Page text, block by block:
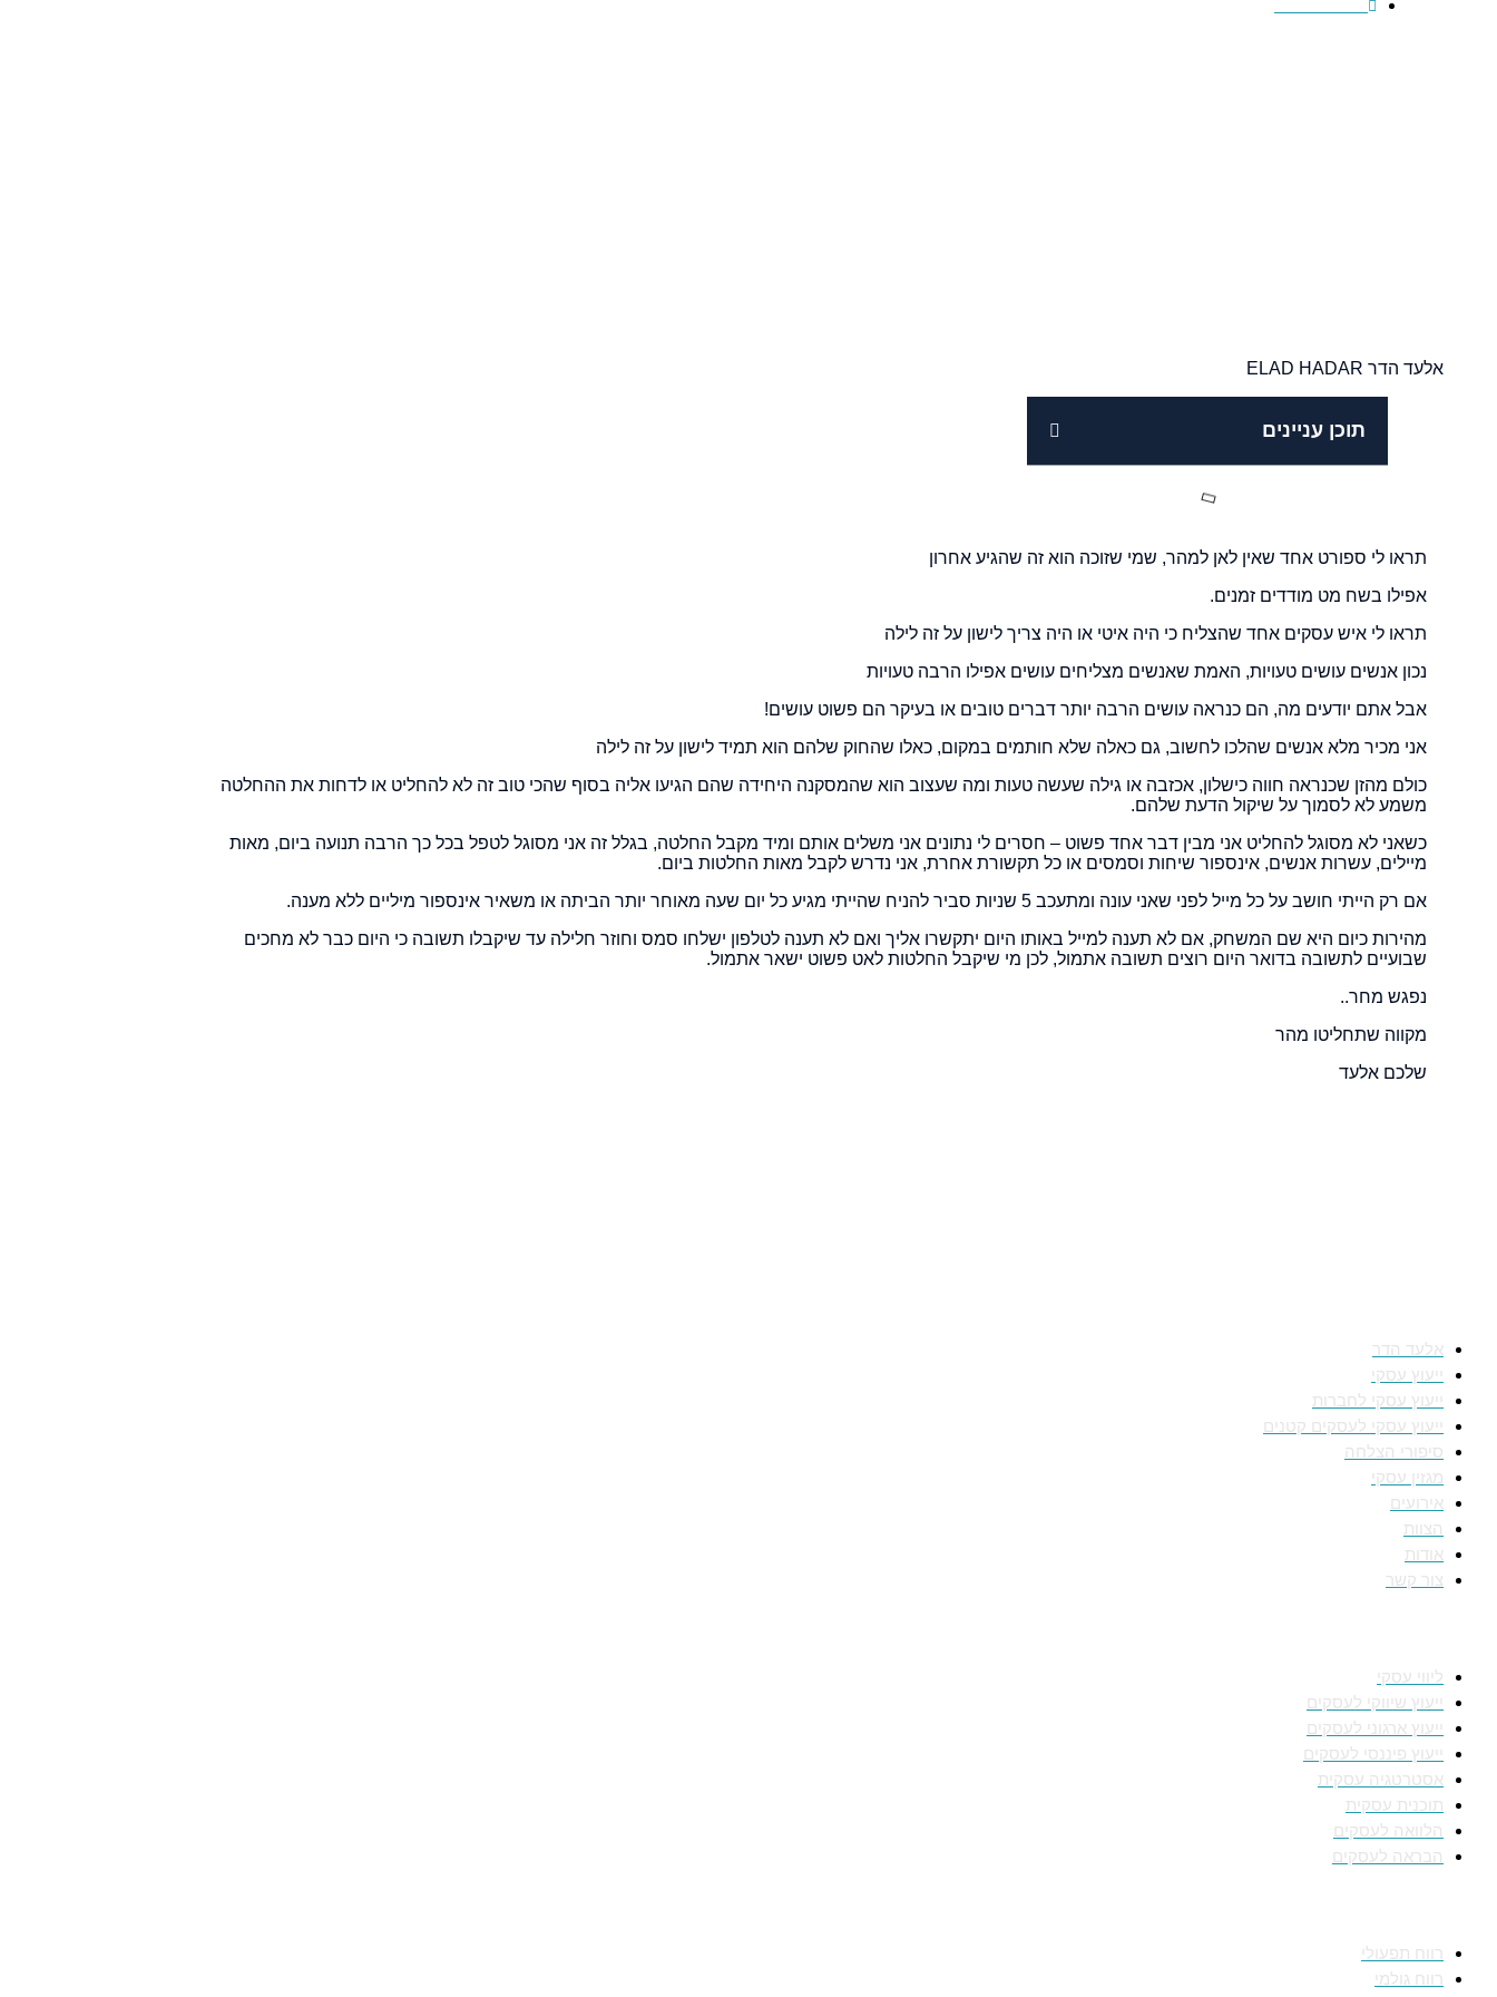
אלעד הדר ELAD HADAR
תוכן עניינים
תראו לי ספורט אחד שאין לאן למהר, שמי שזוכה הוא זה שהגיע אחרון
אפילו בשח מט מודדים זמנים.
תראו לי איש עסקים אחד שהצליח כי היה איטי או היה צריך לישון על זה לילה
נכון אנשים עושים טעויות, האמת שאנשים מצליחים עושים אפילו הרבה טעויות
אבל אתם יודעים מה, הם כנראה עושים הרבה יותר דברים טובים או בעיקר הם פשוט עושים!
אני מכיר מלא אנשים שהלכו לחשוב, גם כאלה שלא חותמים במקום, כאלו שהחוק שלהם הוא תמיד לישון על זה לילה
כולם מהזן שכנראה חווה כישלון, אכזבה או גילה שעשה טעות ומה שעצוב הוא שהמסקנה היחידה שהם הגיעו אליה בסוף שהכי טוב זה לא להחליט או לדחות את ההחלטה
משמע לא לסמוך על שיקול הדעת שלהם.
כשאני לא מסוגל להחליט אני מבין דבר אחד פשוט – חסרים לי נתונים אני משלים אותם ומיד מקבל החלטה, בגלל זה אני מסוגל לטפל בכל כך הרבה תנועה ביום, מאות
מיילים, עשרות אנשים, אינספור שיחות וסמסים או כל תקשורת אחרת, אני נדרש לקבל מאות החלטות ביום.
אם רק הייתי חושב על כל מייל לפני שאני עונה ומתעכב 5 שניות סביר להניח שהייתי מגיע כל יום שעה מאוחר יותר הביתה או משאיר אינספור מיליים ללא מענה.
מהירות כיום היא שם המשחק, אם לא תענה למייל באותו היום יתקשרו אליך ואם לא תענה לטלפון ישלחו סמס וחוזר חלילה עד שיקבלו תשובה כי היום כבר לא מחכים
שבועיים לתשובה בדואר היום רוצים תשובה אתמול, לכן מי שיקבל החלטות לאט פשוט ישאר אתמול.
נפגש מחר..
מקווה שתחליטו מהר
שלכם אלעד
אלעד הדר
ייעוץ עסקי
ייעוץ עסקי לחברות
ייעוץ עסקי לעסקים קטנים
סיפורי הצלחה
מגזין עסקי
אירועים
הצוות
אודות
צור קשר
ליווי עסקי
ייעוץ שיווקי לעסקים
ייעוץ ארגוני לעסקים
ייעוץ פיננסי לעסקים
אסטרטגיה עסקית
תוכנית עסקית
הלוואה לעסקים
הבראה לעסקים
רווח תפעולי
רווח גולמי